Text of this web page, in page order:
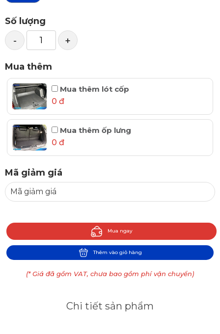
Số lượng
- +
Mua thêm
Mua thêm lót cốp
0 đ
Mua thêm ốp lưng
0 đ
Mã giảm giá
Mua ngay
Thêm vào giỏ hàng
(* Giá đã gồm VAT, chưa bao gồm phí vận chuyển)
Chi tiết sản phẩm